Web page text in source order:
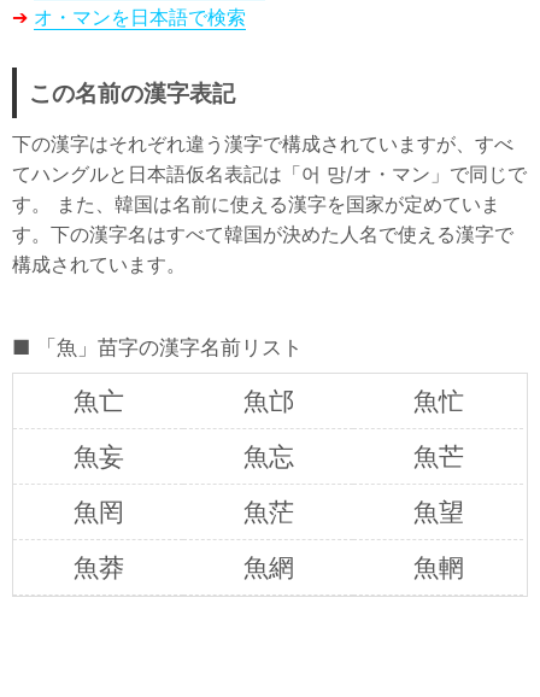
➔ オ・マンを日本語で検索
この名前の漢字表記
下の漢字はそれぞれ違う漢字で構成されていますが、すべ
てハングルと日本語仮名表記は「어 망/オ・マン」で同じで
す。 また、韓国は名前に使える漢字を国家が定めていま
す。下の漢字名はすべて韓国が決めた人名で使える漢字で
構成されています。
「魚」苗字の漢字名前リスト
魚亡 魚邙
魚忙
魚妄
魚忘
魚芒
魚罔
魚茫
魚望
魚莽
魚網 魚輞